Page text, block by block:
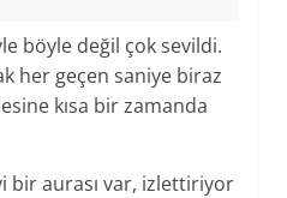
böyle değil çok sevildi.
her geçen saniye biraz
kısa bir zamanda
bir aurası var, izlettiriyor